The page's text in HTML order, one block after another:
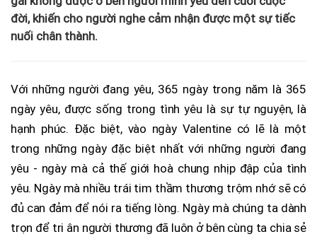
đời, khiến cho người nghe cảm nhận được một sự tiếc
nuối chân thành.
Với những người đang yêu, 365 ngày trong năm là 365
ngày yêu, được sống trong tình yêu là sự tự nguyện, là
hạnh phúc. Đặc biệt, vào ngày Valentine có lẽ là một
trong những ngày đặc biệt nhất với những người đang
yêu - ngày mà cả thế giới hoà chung nhịp đập của tình
yêu. Ngày mà nhiều trái tim thầm thương trộm nhớ sẽ có
đủ can đảm để nói ra tiếng lòng. Ngày mà chúng ta dành
trọn để tri ân người thương đã luôn ở bên cùng ta chia sẻ